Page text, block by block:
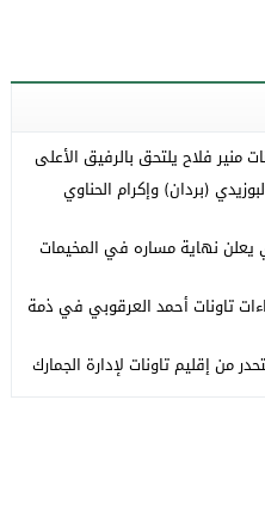
منير فلاح يلتحق بالرفيق الأعلى
(بردان) وإكرام الحناوي
يعلن نهاية مساره في المخيمات
تاونات أحمد العرقوبي في ذمة